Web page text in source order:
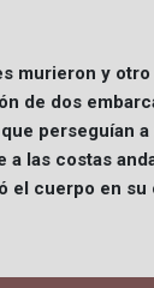
murieron y
de dos
perseguían a
a las costas
el cuerpo en su